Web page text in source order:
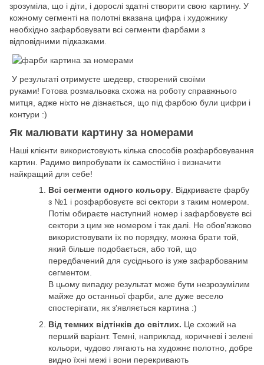
зрозуміла, що і діти, і дорослі здатні створити свою картину. У
кожному сегменті на полотні вказана цифра і художнику
необхідно зафарбовувати всі сегменти фарбами з
відповідними підказками.
У результаті отримуєте шедевр, створений своїми
руками! Готова розмальовка схожа на роботу справжнього
митця, адже ніхто не дізнається, що під фарбою були цифри і
контури :)
Як малювати картину за номерами
Наші клієнти використовують кілька способів розфарбовування
картин. Радимо випробувати їх самостійно і визначити
найкращий для себе!
Всі сегменти одного кольору . Відкриваєте фарбу
з №1 і розфарбовуєте всі сектори з таким номером.
Потім обираєте наступний номер і зафарбовуєте всі
сектори з цим же номером і так далі. Не обов'язково
використовувати їх по порядку, можна брати той,
який більше подобається, або той, що
передбачений для сусіднього із уже зафарбованим
сегментом.
В цьому випадку результат може бути незрозумілим
майже до останньої фарби, але дуже весело
спостерігати, як з'являється картина :)
Від темних відтінків до світлих. Це схожий на
перший варіант. Темні, наприклад, коричневі і зелені
кольори, чудово лягають на художнє полотно, добре
видно їхні межі і вони перекривають